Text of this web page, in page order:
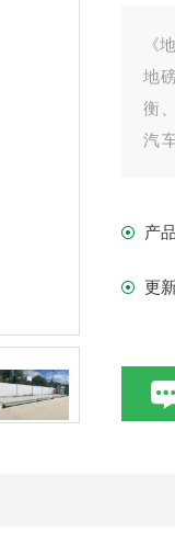
《
地
衡
汽
产
更